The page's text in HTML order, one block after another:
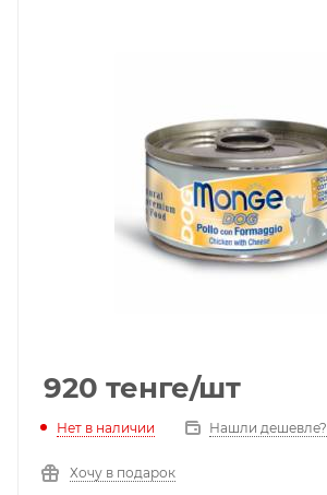
920 тенге/шт
Нет в наличии Нашли дешевле?
Хочу в подарок